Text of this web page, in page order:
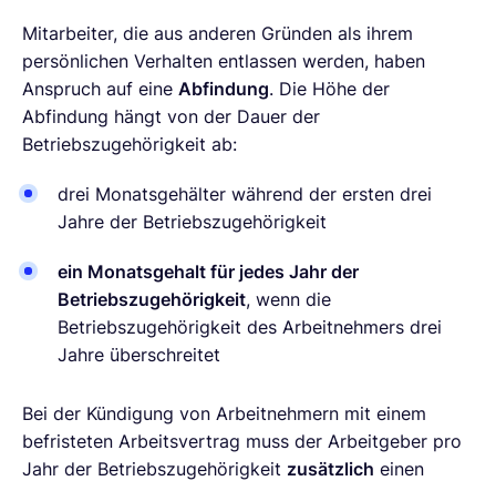
Mitarbeiter, die aus anderen Gründen als ihrem
persönlichen Verhalten entlassen werden, haben
Anspruch auf eine Abfindung. Die Höhe der
Abfindung hängt von der Dauer der
Betriebszugehörigkeit ab:
drei Monatsgehälter während der ersten drei
Jahre der Betriebszugehörigkeit
ein Monatsgehalt für jedes Jahr der
Betriebszugehörigkeit, wenn die
Betriebszugehörigkeit des Arbeitnehmers drei
Jahre überschreitet
Bei der Kündigung von Arbeitnehmern mit einem
befristeten Arbeitsvertrag muss der Arbeitgeber pro
Jahr der Betriebszugehörigkeit zusätzlich einen